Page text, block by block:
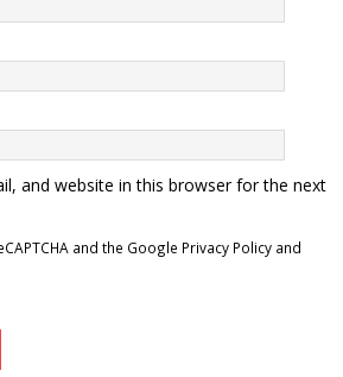
and website in this browser for the next
and the Google Privacy Policy and